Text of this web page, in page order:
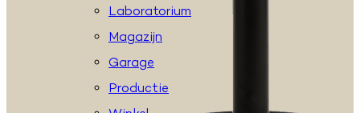
Laboratorium
Magazijn
Garage
Productie